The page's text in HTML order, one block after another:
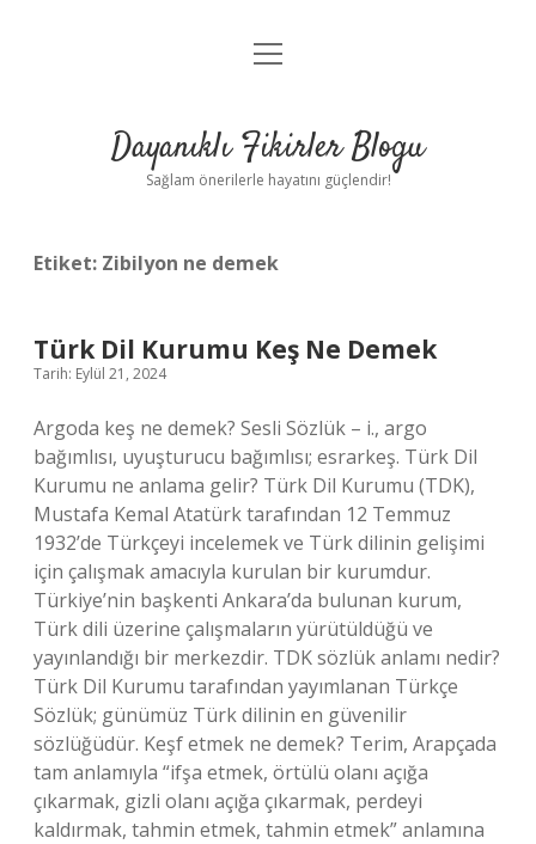
Anasayfa
Yasal Uyarı
menüyü
Dayanıklı Fikirler Blogu
Sağlam önerilerle hayatını güçlendir!
Etiket: Zibilyon ne demek
Türk Dil Kurumu Keş Ne Demek
Tarih: Eylül 21, 2024
Argoda keş ne demek? Sesli Sözlük – i., argo
bağımlısı, uyuşturucu bağımlısı; esrarkeş. Türk Dil
Kurumu ne anlama gelir? Türk Dil Kurumu (TDK),
Mustafa Kemal Atatürk tarafından 12 Temmuz
1932’de Türkçeyi incelemek ve Türk dilinin gelişimi
için çalışmak amacıyla kurulan bir kurumdur.
Türkiye’nin başkenti Ankara’da bulunan kurum,
Türk dili üzerine çalışmaların yürütüldüğü ve
yayınlandığı bir merkezdir. TDK sözlük anlamı nedir?
Türk Dil Kurumu tarafından yayımlanan Türkçe
Sözlük; günümüz Türk dilinin en güvenilir
sözlüğüdür. Keşf etmek ne demek? Terim, Arapçada
tam anlamıyla “ifşa etmek, örtülü olanı açığa
çıkarmak, gizli olanı açığa çıkarmak, perdeyi
kaldırmak, tahmin etmek, tahmin etmek” anlamına